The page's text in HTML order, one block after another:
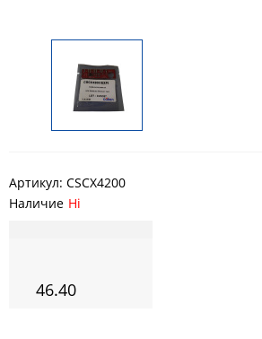
Артикул: CSCX4200
Наличие Ні
46.40